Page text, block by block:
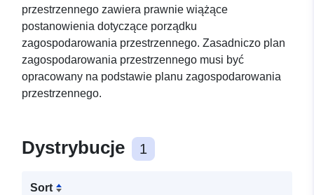
przestrzennego zawiera prawnie wiążące
postanowienia dotyczące porządku
zagospodarowania przestrzennego. Zasadniczo plan
zagospodarowania przestrzennego musi być
opracowany na podstawie planu zagospodarowania
przestrzennego.
Dystrybucje 1
Sort